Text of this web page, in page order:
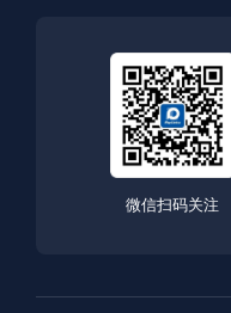
微信扫码关注